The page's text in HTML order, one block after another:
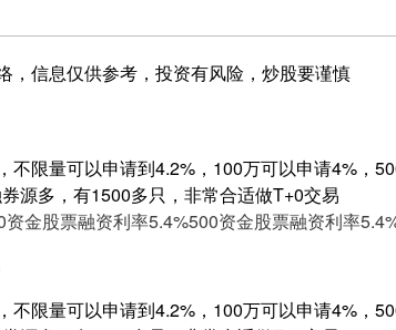
，信息仅供参考，投资有风险，炒股要谨慎
不限量可以申请到4.2%，100万可以申请4%，
源多，有1500多只，非常合适做T+0交易
资金股票融资利率5.4%500资金股票融资利率
不限量可以申请到4.2%，100万可以申请4%，